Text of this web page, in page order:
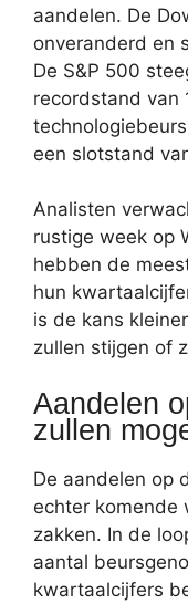
aandelen. De
onveranderd en
De S&P 500
recordstand van
een slotstand
Analisten
rustige week op
hebben de
hun
is de kans
zullen stijgen of
Aandelen
zullen
De aandelen op
echter komende
zakken. In de
aantal
kwartaalcijfers